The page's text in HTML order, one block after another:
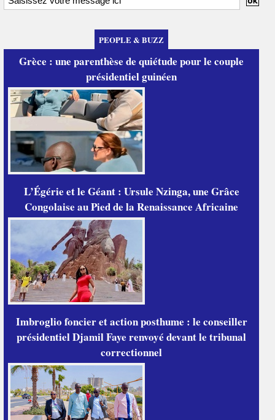
PEOPLE & BUZZ
Grèce : une parenthèse de quiétude pour le couple
présidentiel guinéen
L’Égérie et le Géant : Ursule Nzinga, une Grâce
Congolaise au Pied de la Renaissance Africaine
Imbroglio foncier et action posthume : le conseiller
présidentiel Djamil Faye renvoyé devant le tribunal
correctionnel